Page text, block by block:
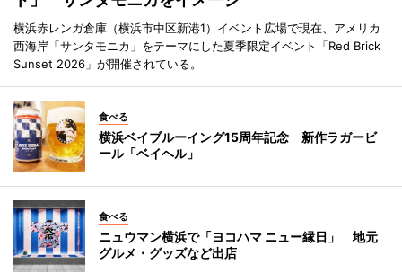
横浜赤レンガ倉庫（横浜市中区新港1）イベント広場で現在、アメリカ
西海岸「サンタモニカ」をテーマにした夏季限定イベント「Red Brick
Sunset 2026」が開催されている。
食べる
横浜ベイブルーイング15周年記念 新作ラガービ
ール「ベイヘル」
食べる
ニュウマン横浜で「ヨコハマ ニュー縁日」 地元
グルメ・グッズなど出店